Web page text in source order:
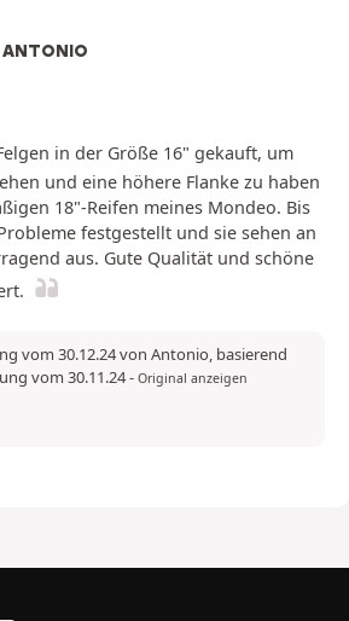
in der Größe 16" gekauft, um
und eine höhere Flanke zu haben
18"-Reifen meines Mondeo. Bis
festgestellt und sie sehen an
aus. Gute Qualität und schöne
vom 30.12.24 von Antonio, basierend
vom 30.11.24- Original anzeigen